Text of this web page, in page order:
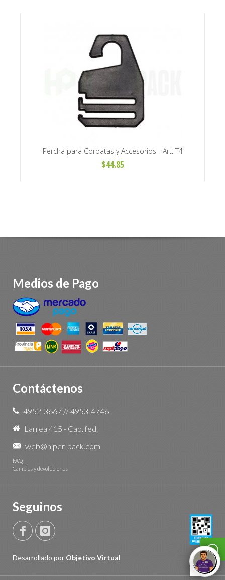
Percha para Corbatas y Accesorios - Art. T4
$44.85
Medios de Pago
Contáctenos
4952-3667 //4953-4746
Larrea 415 - Cap. fed.
web@hiper-pack.com
FAQ
Cambios y devoluciones
Seguinos
Desarrollado por Objetivo Virtual